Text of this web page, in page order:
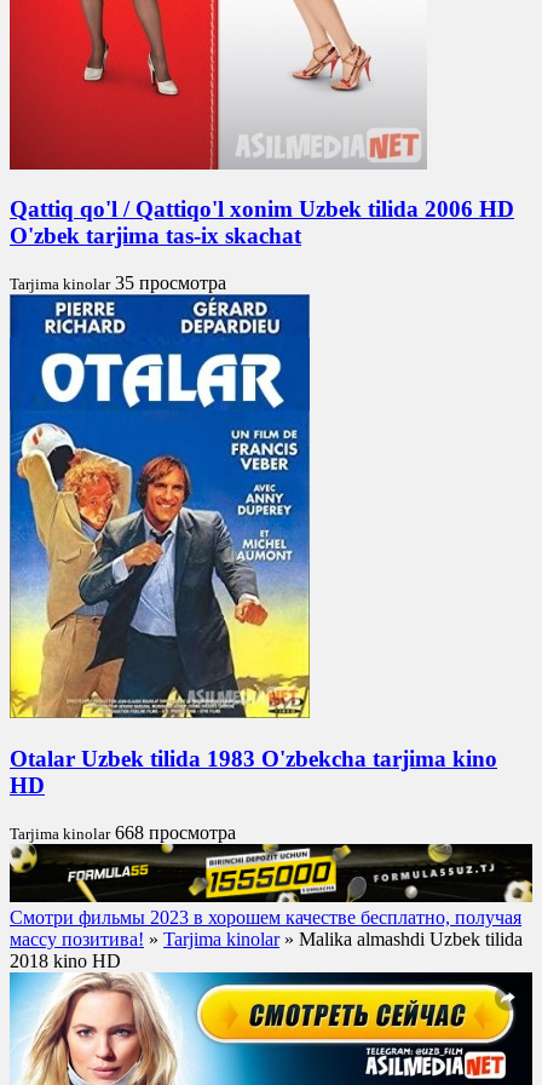
Qattiq qo'l / Qattiqo'l xonim Uzbek tilida 2006 HD
O'zbek tarjima tas-ix skachat
Tarjima kinolar 35 просмотра
Otalar Uzbek tilida 1983 O'zbekcha tarjima kino
HD
Tarjima kinolar 668 просмотра
Смотри фильмы 2023 в хорошем качестве бесплатно, получая
массу позитива! » Tarjima kinolar» Malika almashdi Uzbek tilida
2018 kino HD